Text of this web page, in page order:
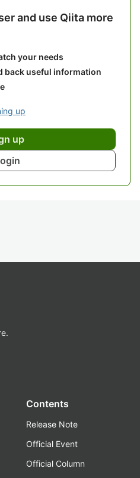
and use Qiita more
your needs
back useful information
up
up
Contents
Release Note
Official Event
Official Column